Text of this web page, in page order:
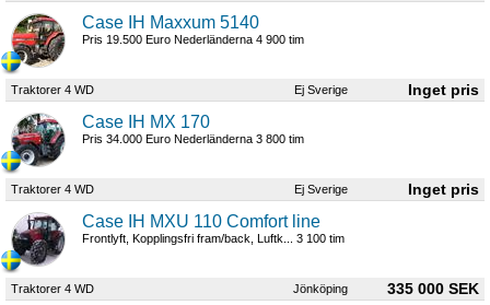
Case IH Maxxum 5140
Pris 19.500 Euro Nederländerna 4 900 tim
Traktorer 4 WD Ej Sverige
Case IH MX 170
Pris 34.000 Euro Nederländerna 3 800 tim
Traktorer 4 WD Ej Sverige
Case IH MXU 110 Comfort line
Frontlyft, Kopplingsfri fram/back, Luftk... 3 100 tim
Traktorer 4 WD Jönköping 335 000 SEK